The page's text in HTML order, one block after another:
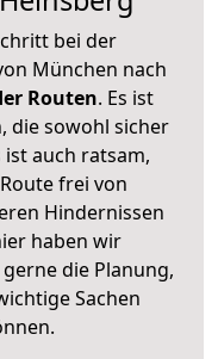
bei der
München nach
Routen. Es ist
die sowohl sicher
auch ratsam,
frei von
Hindernissen
haben wir
die Planung,
Sachen